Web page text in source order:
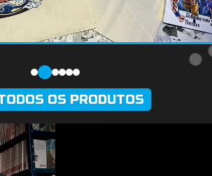
OS PRODUTOS